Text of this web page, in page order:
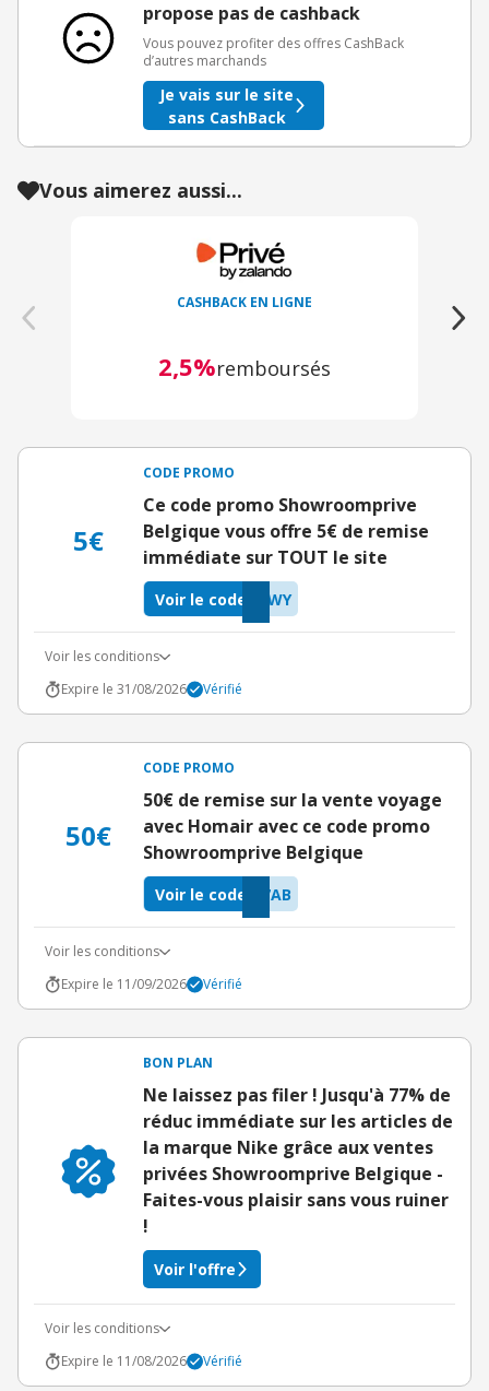
propose pas de cashback
Vous pouvez profiter des offres CashBack
d’autres marchands
Je vais sur le site
sans CashBack
Vous aimerez aussi...
CASHBACK EN LIGNE
2,5%remboursés
5€
CODE PROMO
Ce code promo Showroomprive
Belgique vous offre 5€ de remise
immédiate sur TOUT le site
RWY
Voir le code
Voir les conditions
Expire le 31/08/2026
Vérifié
50€
CODE PROMO
50€ de remise sur la vente voyage
avec Homair avec ce code promo
Showroomprive Belgique
7AB
Voir le code
Voir les conditions
Expire le 11/09/2026
Vérifié
BON PLAN
Ne laissez pas filer ! Jusqu'à 77% de
réduc immédiate sur les articles de
la marque Nike grâce aux ventes
privées Showroomprive Belgique -
Faites-vous plaisir sans vous ruiner
!
Voir l'offre
Voir les conditions
Expire le 11/08/2026
Vérifié